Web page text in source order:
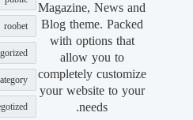
Magazine, News and
Blog theme. Packed
with options that
allow you to
completely customize
your website to your
needs.
roobet